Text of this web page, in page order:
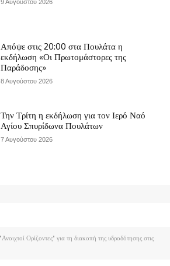
9 Αυγούστου 2026
Απόψε στις 20:00 στα Πουλάτα η
εκδήλωση «Οι Πρωτομάστορες της
Παράδοσης»
8 Αυγούστου 2026
Την Τρίτη η εκδήλωση για τον Ιερό Ναό
Αγίου Σπυρίδωνα Πουλάτων
7 Αυγούστου 2026